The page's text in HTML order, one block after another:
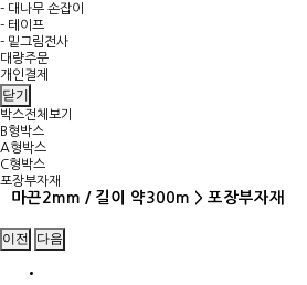
- 대나무 손잡이
- 테이프
- 밑그림전사
대량주문
개인결제
닫기
박스전체보기
B형박스
A형박스
C형박스
포장부자재
마끈2mm / 길이 약300m > 포장부자재
이전 다음